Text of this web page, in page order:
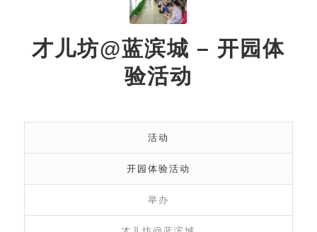
才儿坊@蓝滨城 – 开园体
验活动
活动
开园体验活动
举办